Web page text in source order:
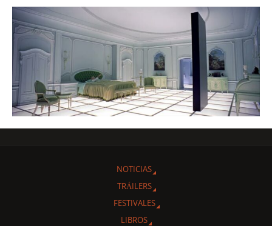
NOTICIAS
TRÁILERS
FESTIVALES
LIBROS